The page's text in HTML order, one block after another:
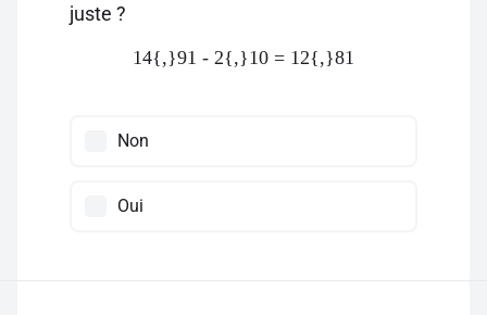
juste ?
14{,}91 - 2{,}10 = 12{,}81
Non
Oui